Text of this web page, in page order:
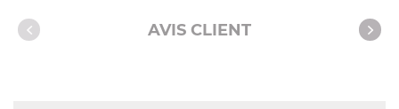
Nos clients ont aussi acheté
AVIS CLIENT